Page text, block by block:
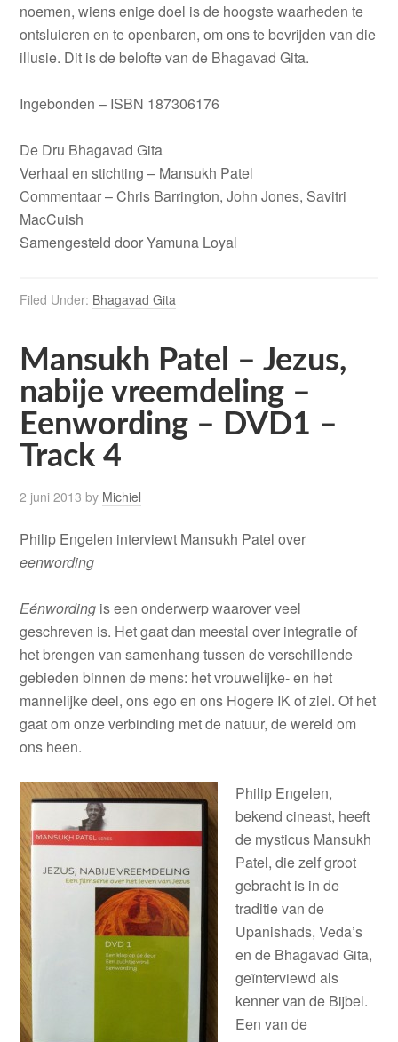
noemen, wiens enige doel is de hoogste waarheden te
ontsluieren en te openbaren, om ons te bevrijden van die
illusie. Dit is de belofte van de Bhagavad Gita.
Ingebonden – ISBN 187306176
De Dru Bhagavad Gita
Verhaal en stichting – Mansukh Patel
Commentaar – Chris Barrington, John Jones, Savitri
MacCuish
Samengesteld door Yamuna Loyal
Filed Under: Bhagavad Gita
Mansukh Patel – Jezus,
nabije vreemdeling –
Eenwording – DVD1 –
Track 4
2 juni 2013 by Michiel
Philip Engelen interviewt Mansukh Patel over
eenwording
Eénwording is een onderwerp waarover veel
geschreven is. Het gaat dan meestal over integratie of
het brengen van samenhang tussen de verschillende
gebieden binnen de mens: het vrouwelijke- en het
mannelijke deel, ons ego en ons Hogere IK of ziel. Of het
gaat om onze verbinding met de natuur, de wereld om
ons heen.
Philip Engelen,
bekend cineast, heeft
de mysticus Mansukh
Patel, die zelf groot
gebracht is in de
traditie van de
Upanishads, Veda’s
en de Bhagavad Gita,
geïnterviewd als
kenner van de Bijbel.
Een van de